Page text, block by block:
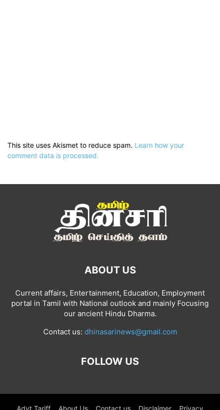
This site uses Akismet to reduce spam. Learn how your
comment data is processed.
ABOUT US
Current affairs, Entertainment, Education, Employment
portal in Tamil with National outlook and mainly Focusing
our ancient Hindu Dharma.
Contact us: dhinasarinews@gmail.com
FOLLOW US
Advt Tariff About Us Contact us Disclaimer Privacy